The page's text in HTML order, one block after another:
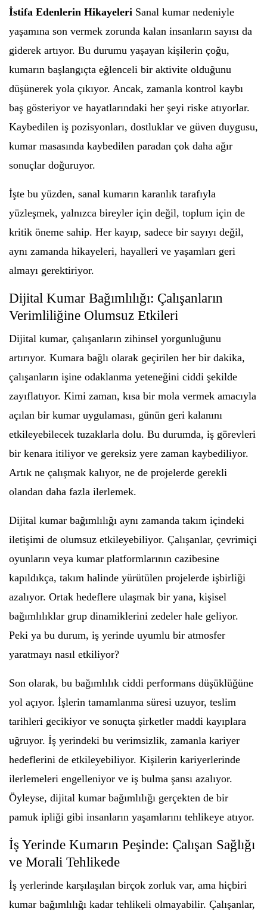
İstifa Edenlerin Hikayeleri Sanal kumar nedeniyle
yaşamına son vermek zorunda kalan insanların sayısı da
giderek artıyor. Bu durumu yaşayan kişilerin çoğu,
kumarın başlangıçta eğlenceli bir aktivite olduğunu
düşünerek yola çıkıyor. Ancak, zamanla kontrol kaybı
baş gösteriyor ve hayatlarındaki her şeyi riske atıyorlar.
Kaybedilen iş pozisyonları, dostluklar ve güven duygusu,
kumar masasında kaybedilen paradan çok daha ağır
sonuçlar doğuruyor.
İşte bu yüzden, sanal kumarın karanlık tarafıyla
yüzleşmek, yalnızca bireyler için değil, toplum için de
kritik öneme sahip. Her kayıp, sadece bir sayıyı değil,
aynı zamanda hikayeleri, hayalleri ve yaşamları geri
almayı gerektiriyor.
Dijital Kumar Bağımlılığı: Çalışanların
Verimliliğine Olumsuz Etkileri
Dijital kumar, çalışanların zihinsel yorgunluğunu
artırıyor. Kumara bağlı olarak geçirilen her bir dakika,
çalışanların işine odaklanma yeteneğini ciddi şekilde
zayıflatıyor. Kimi zaman, kısa bir mola vermek amacıyla
açılan bir kumar uygulaması, günün geri kalanını
etkileyebilecek tuzaklarla dolu. Bu durumda, iş görevleri
bir kenara itiliyor ve gereksiz yere zaman kaybediliyor.
Artık ne çalışmak kalıyor, ne de projelerde gerekli
olandan daha fazla ilerlemek.
Dijital kumar bağımlılığı aynı zamanda takım içindeki
iletişimi de olumsuz etkileyebiliyor. Çalışanlar, çevrimiçi
oyunların veya kumar platformlarının cazibesine
kapıldıkça, takım halinde yürütülen projelerde işbirliği
azalıyor. Ortak hedeflere ulaşmak bir yana, kişisel
bağımlılıklar grup dinamiklerini zedeler hale geliyor.
Peki ya bu durum, iş yerinde uyumlu bir atmosfer
yaratmayı nasıl etkiliyor?
Son olarak, bu bağımlılık ciddi performans düşüklüğüne
yol açıyor. İşlerin tamamlanma süresi uzuyor, teslim
tarihleri gecikiyor ve sonuçta şirketler maddi kayıplara
uğruyor. İş yerindeki bu verimsizlik, zamanla kariyer
hedeflerini de etkileyebiliyor. Kişilerin kariyerlerinde
ilerlemeleri engelleniyor ve iş bulma şansı azalıyor.
Öyleyse, dijital kumar bağımlılığı gerçekten de bir
pamuk ipliği gibi insanların yaşamlarını tehlikeye atıyor.
İş Yerinde Kumarın Peşinde: Çalışan Sağlığı
ve Morali Tehlikede
İş yerlerinde karşılaşılan birçok zorluk var, ama hiçbiri
kumar bağımlılığı kadar tehlikeli olmayabilir. Çalışanlar,